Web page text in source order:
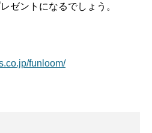
ゼントになるでしょう。
funloom/